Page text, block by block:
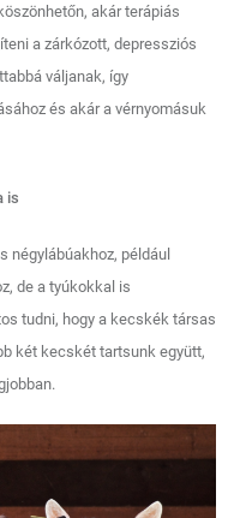
akár terápiás
a zárkózott, depressziós
váljanak, így
és akár a vérnyomásuk
is
négylábúakhoz, például
de a tyúkokkal is
tudni, hogy a kecskék társas
két kecskét tartsunk együtt,